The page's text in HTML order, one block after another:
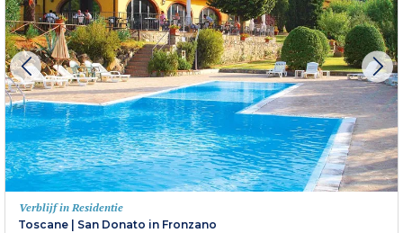
Verblijf in Residentie
Toscane
San Donato in Fronzano